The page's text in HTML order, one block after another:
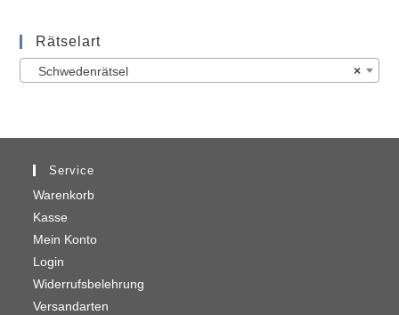
Rätselart
×
Schwedenrätsel
Service
Warenkorb
Kasse
Mein Konto
Login
Widerrufsbelehrung
Versandarten